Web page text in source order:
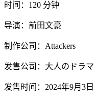
时间：120 分钟
导演：前田文豪
制作公司：Attackers
发售公司：大人のドラマ
发售时间：2024年9月3日